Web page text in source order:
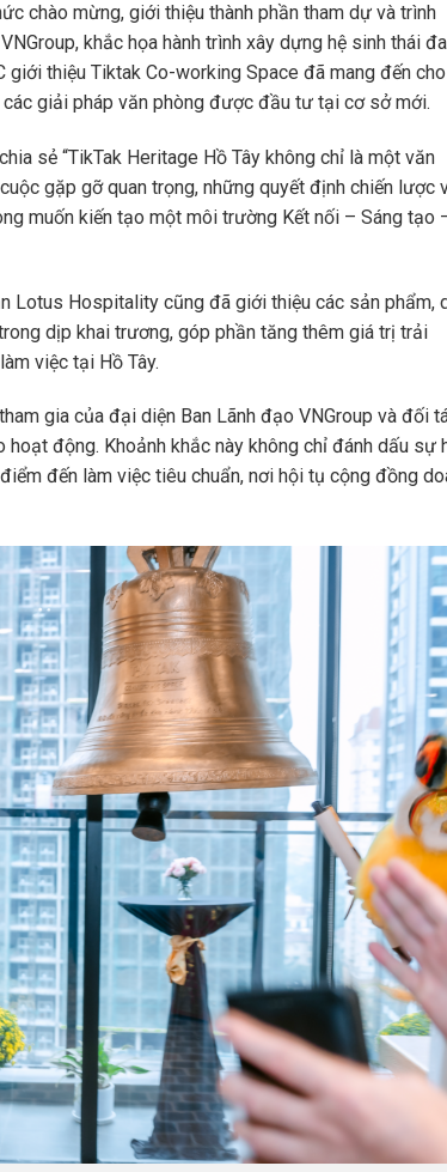
chào mừng, giới thiệu thành phần tham dự và trình
khắc họa hành trình xây dựng hệ sinh thái đa
thiệu Tiktak Co-working Space đã mang đến cho
giải pháp văn phòng được đầu tư tại cơ sở mới.
sẻ “TikTak Heritage Hồ Tây không chỉ là một văn
gặp gỡ quan trọng, những quyết định chiến lược
muốn kiến tạo một môi trường Kết nối – Sáng tạo
Lotus Hospitality cũng đã giới thiệu các sản phẩm,
dịp khai trương, góp phần tăng thêm giá trị trải
việc tại Hồ Tây.
gia của đại diện Ban Lãnh đạo VNGroup và đối
động. Khoảnh khắc này không chỉ đánh dấu sự
đến làm việc tiêu chuẩn, nơi hội tụ cộng đồng